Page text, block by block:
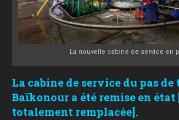
La nouvelle cabine de service en
La cabine de service du pas de
Baïkonour a été remise en
totalement remplacée].